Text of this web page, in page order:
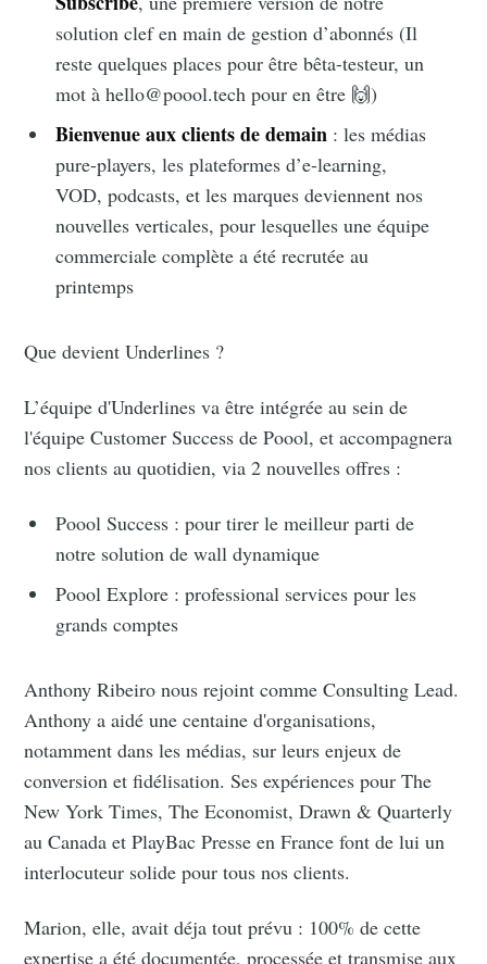
solution clef en main de gestion d’abonnés (Il
reste quelques places pour être bêta-testeur, un
mot à hello@poool.tech pour en être 🙌)
Bienvenue aux clients de demain : les médias
pure-players, les plateformes d’e-learning,
VOD, podcasts, et les marques deviennent nos
nouvelles verticales, pour lesquelles une équipe
commerciale complète a été recrutée au
printemps
Que devient Underlines ?
L’équipe d'Underlines va être intégrée au sein de
l'équipe Customer Success de Poool, et accompagnera
nos clients au quotidien, via 2 nouvelles offres :
Poool Success : pour tirer le meilleur parti de
notre solution de wall dynamique
Poool Explore : professional services pour les
grands comptes
Anthony Ribeiro nous rejoint comme Consulting Lead.
Anthony a aidé une centaine d'organisations,
notamment dans les médias, sur leurs enjeux de
conversion et fidélisation. Ses expériences pour The
New York Times, The Economist, Drawn & Quarterly
au Canada et PlayBac Presse en France font de lui un
interlocuteur solide pour tous nos clients.
Marion, elle, avait déja tout prévu : 100% de cette
expertise a été documentée, processée et transmise aux